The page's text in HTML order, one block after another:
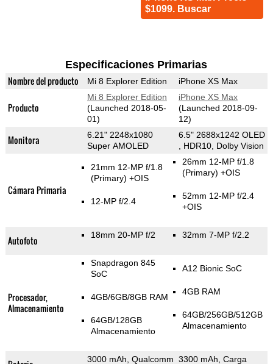
$1099. Buscar
Especificaciones Primarias
Nombre del producto Mi 8 Explorer Edition iPhone XS Max
Producto
Mi 8 Explorer Edition
(Launched 2018-05-
01)
iPhone XS Max
(Launched 2018-09-
12)
Monitora
6.21" 2248x1080
Super AMOLED
6.5" 2688x1242 OLED
, HDR10, Dolby Vision
Cámara Primaria
21mm 12-MP f/1.8
(Primary) +OIS
12-MP f/2.4
26mm 12-MP f/1.8
(Primary) +OIS
52mm 12-MP f/2.4
+OIS
Autofoto 18mm 20-MP f/2 32mm 7-MP f/2.2
Procesador,
Almacenamiento
Snapdragon 845
SoC
4GB/6GB/8GB RAM
64GB/128GB
Almacenamiento
A12 Bionic SoC
4GB RAM
64GB/256GB/512GB
Almacenamiento
3000 mAh, Qualcomm 3300 mAh, Carga